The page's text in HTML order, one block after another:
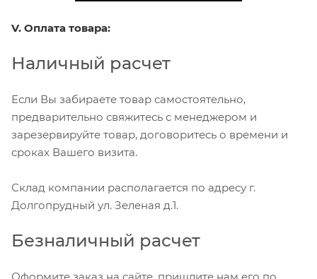
V. Оплата товара:
Наличный расчет
Если Вы забираете товар самостоятельно,
предварительно свяжитесь с менеджером и
зарезервируйте товар, договоритесь о времени и
сроках Вашего визита.
Склад компании располагается по адресу г.
Долгопрудный ул. Зеленая д.1.
Безналичный расчет